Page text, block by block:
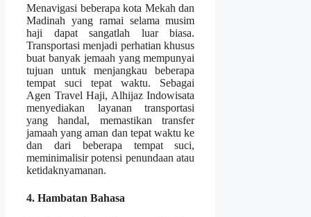
Menavigasi beberapa kota Mekah dan
Madinah yang ramai selama musim
haji dapat sangatlah luar biasa.
Transportasi menjadi perhatian khusus
buat banyak jemaah yang mempunyai
tujuan untuk menjangkau beberapa
tempat suci tepat waktu. Sebagai
Agen Travel Haji, Alhijaz Indowisata
menyediakan layanan transportasi
yang handal, memastikan transfer
jamaah yang aman dan tepat waktu ke
dan dari beberapa tempat suci,
meminimalisir potensi penundaan atau
ketidaknyamanan.
4. Hambatan Bahasa